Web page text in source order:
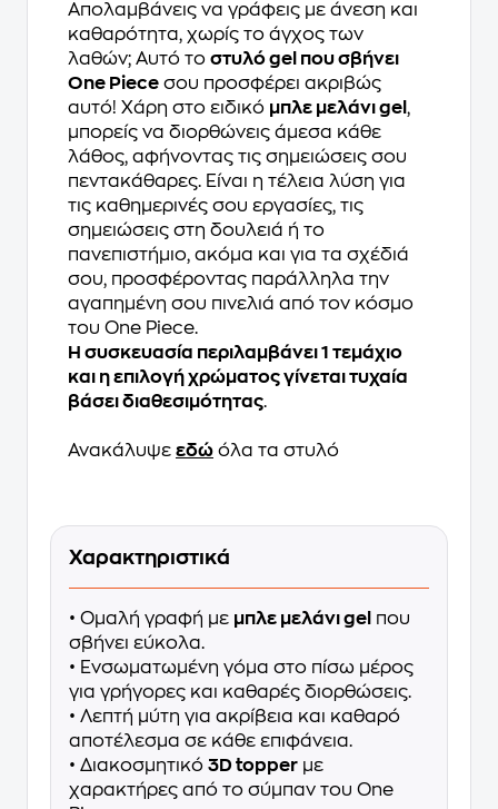
Απολαμβάνεις να γράφεις με άνεση και
καθαρότητα, χωρίς το άγχος των
λαθών; Αυτό το στυλό gel που σβήνει
One Piece σου προσφέρει ακριβώς
αυτό! Χάρη στο ειδικό μπλε μελάνι gel ,
μπορείς να διορθώνεις άμεσα κάθε
λάθος, αφήνοντας τις σημειώσεις σου
πεντακάθαρες. Είναι η τέλεια λύση για
τις καθημερινές σου εργασίες, τις
σημειώσεις στη δουλειά ή το
πανεπιστήμιο, ακόμα και για τα σχέδιά
σου, προσφέροντας παράλληλα την
αγαπημένη σου πινελιά από τον κόσμο
του One Piece.
Η συσκευασία περιλαμβάνει 1 τεμάχιο
και η επιλογή χρώματος γίνεται τυχαία
βάσει διαθεσιμότητας.
Ανακάλυψε εδώ όλα τα στυλό
Χαρακτηριστικά
• Ομαλή γραφή με μπλε μελάνι gel που
σβήνει εύκολα.
• Ενσωματωμένη γόμα στο πίσω μέρος
για γρήγορες και καθαρές διορθώσεις.
• Λεπτή μύτη για ακρίβεια και καθαρό
αποτέλεσμα σε κάθε επιφάνεια.
• Διακοσμητικό 3D topper με
χαρακτήρες από το σύμπαν του One